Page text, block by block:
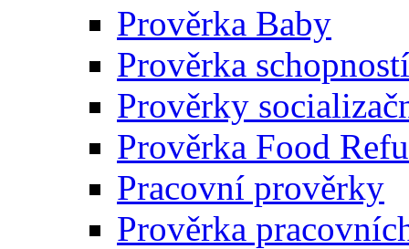
Prověrka Baby
Prověrka
Prověrky
Prověrka Food
Pracovní prověrky
Prověrka